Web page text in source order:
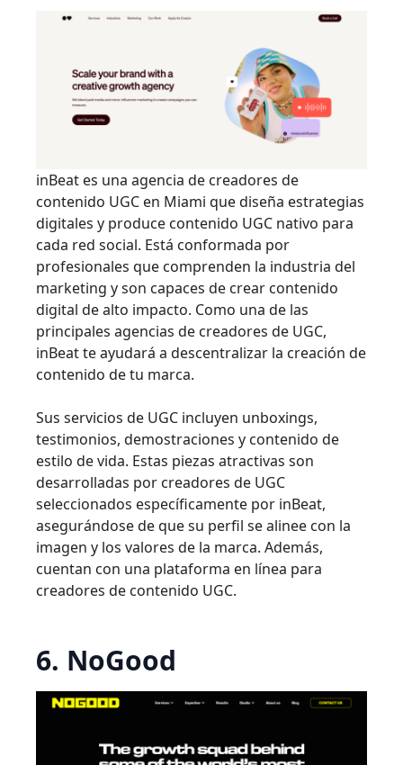
inBeat es una agencia de creadores de
contenido UGC en Miami que diseña estrategias
digitales y produce contenido UGC nativo para
cada red social. Está conformada por
profesionales que comprenden la industria del
marketing y son capaces de crear contenido
digital de alto impacto. Como una de las
principales agencias de creadores de UGC,
inBeat te ayudará a descentralizar la creación de
contenido de tu marca.
Sus servicios de UGC incluyen unboxings,
testimonios, demostraciones y contenido de
estilo de vida. Estas piezas atractivas son
desarrolladas por creadores de UGC
seleccionados específicamente por inBeat,
asegurándose de que su perfil se alinee con la
imagen y los valores de la marca. Además,
cuentan con una plataforma en línea para
creadores de contenido UGC.
6. NoGood